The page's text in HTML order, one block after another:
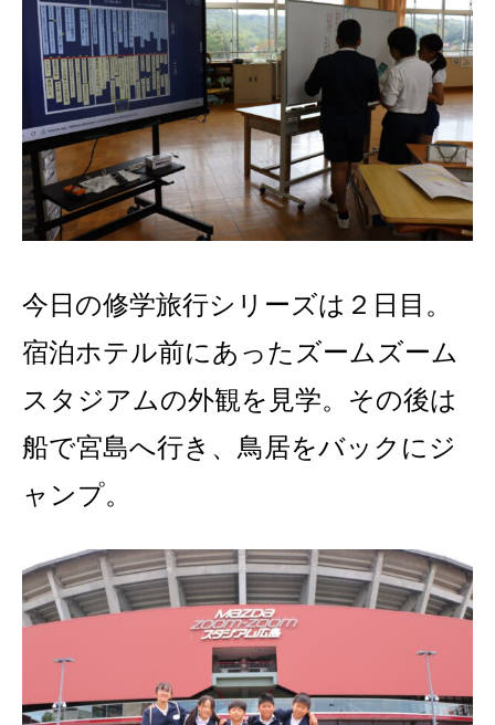
今日の修学旅行シリーズは２日目。
宿泊ホテル前にあったズームズーム
スタジアムの外観を見学。その後は
船で宮島へ行き、鳥居をバックにジ
ャンプ。